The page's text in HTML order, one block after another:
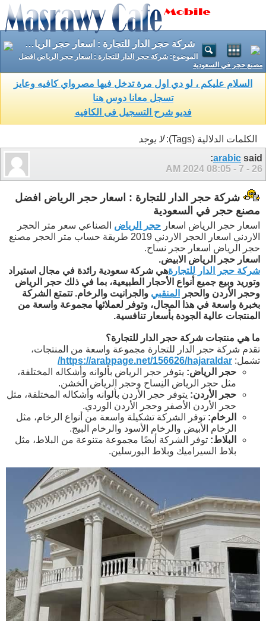
شركة حجر الدار للتجارة : اسعار حجر الرياض افضل مصنع حجر في السعودية
الموضوع: شركة حجر الدار للتجارة : اسعار حجر الرياض افضل
مصنع حجر في السعودية
السلام عليكم ، لو دي اول مرة تدخل فيها مصرواي كافيه وعايز
تسجل معانا دوس هنا
فديو شرح التسجيل فى الكافيه
الكلمات الدلالية (Tags):
لا يوجد
arabic said:
26 - 7 - 2024
08:05 AM
شركة حجر الدار للتجارة : اسعار حجر الرياض افضل
مصنع حجر في السعودية
اسعار حجر الرياض اسعار حجر الرياض الصناعي سعر متر الحجر
الاردني اسعار الحجر الاردني 2019 طريقة حساب متر الحجر مصنع
حجر الرياض اسعار حجر نساح.
اسعار حجر الرياض الابيض.
شركة حجر الدار للتجارةهي شركة سعودية رائدة في مجال استيراد
وتوريد وبيع جميع أنواع الأحجار الطبيعية، بما في ذلك حجر الرياض
وحجر الأردن والحجر
المنقبي والجرانيت والرخام. تتمتع الشركة
بخبرة واسعة في هذا المجال، وتوفر لعملائها مجموعة واسعة من
المنتجات عالية الجودة بأسعار تنافسية.
ما هي منتجات شركة حجر الدار للتجارة؟
تقدم شركة حجر الدار للتجارة مجموعة واسعة من المنتجات،
تشمل: https://arabpage.net/156626/hajaraldar/
حجر الرياض: يتوفر حجر الرياض بألوانه وأشكاله المختلفة،
مثل حجر الرياض النِساح وحجر الرياض الخشن.
حجر الأردن: يتوفر حجر الأردن بألوانه وأشكاله المختلفة، مثل
حجر الأردن الأصفر وحجر الأردن الوردي.
الرخام: توفر الشركة تشكيلة واسعة من أنواع الرخام، مثل
الرخام الأبيض والرخام الأسود والرخام البيج.
البلاط: توفر الشركة أيضًا مجموعة متنوعة من البلاط، مثل
بلاط السيراميك وبلاط البورسلين.